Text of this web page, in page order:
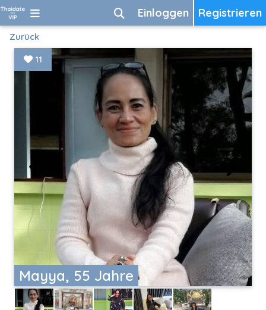
Registrieren
Einloggen
Zurück
Mayya, 55 Jahre
11